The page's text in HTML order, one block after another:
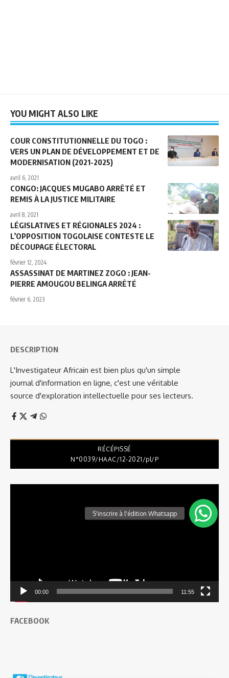
YOU MIGHT ALSO LIKE
COUR CONSTITUTIONNELLE DU TOGO :
VERS UN PLAN DE DÉVELOPPEMENT ET DE
MODERNISATION (2021-2025)
avril 6, 2021
CONGO: JACQUES MUGABO ARRÊTÉ ET
REMIS À LA JUSTICE MILITAIRE
avril 8, 2021
LÉGISLATIVES ET RÉGIONALES 2024 :
L’OPPOSITION TOGOLAISE CONTESTE LE
DÉCOUPAGE ÉLECTORAL
février 12, 2024
ASSASSINAT DE MARTINEZ ZOGO : JEAN-
PIERRE AMOUGOU BELINGA ARRÊTÉ
février 6, 2023
DESCRIPTION
L'Investigateur Africain est bien plus qu'un simple
journal d'information en ligne, c'est une véritable
source d'exploration intellectuelle pour ses lecteurs.
RÉCÉPISSÉ
N°0039/HAAC/12-2021/pl/P
00:00 11:55
FACEBOOK